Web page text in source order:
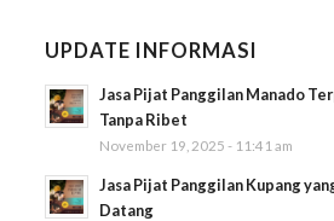
UPDATE INFORMASI
Jasa Pijat Panggilan Manado
Tanpa Ribet
November 19, 2025 - 11:41 am
Jasa Pijat Panggilan Kupang
Datang